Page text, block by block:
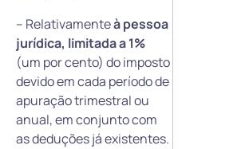
– Relativamenteà pessoa
jurídica, limitada a 1%
(um por cento) do imposto
devido em cada período de
apuração trimestral ou
anual, em conjunto com
as deduções já existentes.